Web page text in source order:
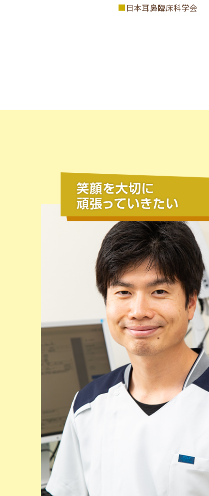
日本耳鼻臨床科学会